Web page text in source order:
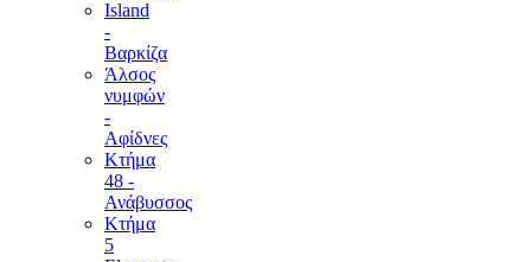
Island
-
Βαρκίζα
Άλσος
νυμφών
-
Αφίδνες
Κτήμα
48 -
Ανάβυσσος
Κτήμα
5